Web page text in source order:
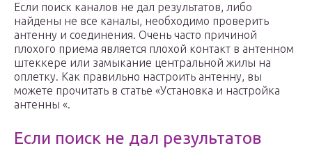
Если поиск каналов не дал результатов, либо
найдены не все каналы, необходимо проверить
антенну и соединения. Очень часто причиной
плохого приема является плохой контакт в антенном
штеккере или замыкание центральной жилы на
оплетку. Как правильно настроить антенну, вы
можете прочитать в статье «Установка и настройка
антенны «.
Если поиск не дал результатов